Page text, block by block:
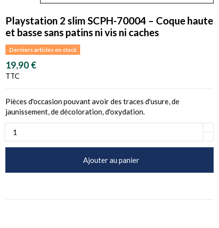
Playstation 2 slim SCPH-70004 – Coque haute
et basse sans patins ni vis ni caches
Derniers articles en stock
19,90 €
TTC
Pièces d'occasion pouvant avoir des traces d'usure, de
jaunissement, de décoloration, d'oxydation.
Ajouter au panier